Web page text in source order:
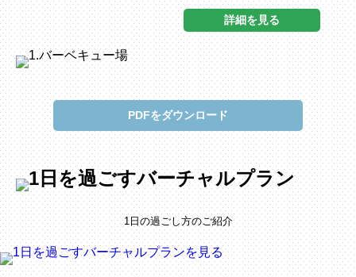
詳細を見る
PDFをダウンロード
1日の過ごし方のご紹介